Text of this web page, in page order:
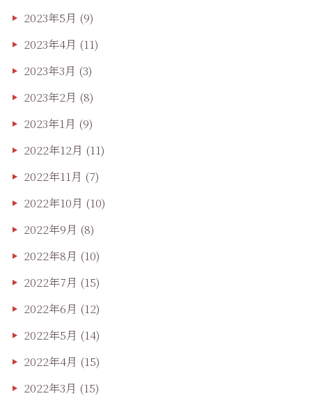
2023年5月 (9)
2023年4月 (11)
2023年3月 (3)
2023年2月 (8)
2023年1月 (9)
2022年12月 (11)
2022年11月 (7)
2022年10月 (10)
2022年9月 (8)
2022年8月 (10)
2022年7月 (15)
2022年6月 (12)
2022年5月 (14)
2022年4月 (15)
2022年3月 (15)